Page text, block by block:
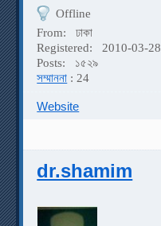
Offline
From:
ঢাকা
Registered:
2010-03-28
Posts:
১৫২৯
সম্মাননা : 24
Website
dr.shamim